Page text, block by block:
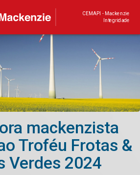
CEMAPI - Mackenzie
Integridade
mackenzista
Troféu Frotas &
Verdes 2024